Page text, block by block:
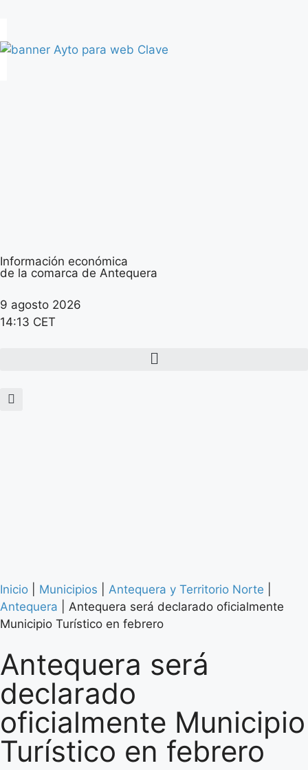
Información económica
de la comarca de Antequera
9 agosto 2026
14:13 CET
Inicio Municipios Antequera y Territorio Norte
Antequera
Antequera será declarado oficialmente
Municipio Turístico en febrero
Antequera será
declarado
oficialmente Municipio
Turístico en febrero